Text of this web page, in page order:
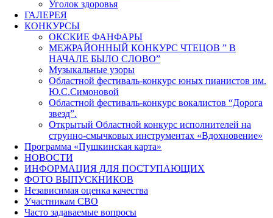
Уголок здоровья
ГАЛЕРЕЯ
КОНКУРСЫ
ОКСКИЕ ФАНФАРЫ
МЕЖРАЙОННЫЙ КОНКУРС ЧТЕЦОВ ” В
НАЧАЛЕ БЫЛО СЛОВО”
Музыкальные узоры
Областной фестиваль-конкурс юных пианистов им.
Ю.С.Симоновой
Областной фестиваль-конкурс вокалистов “Дорога
звезд”.
Открытый Областной конкурс исполнителей на
струнно-смычковых инструментах «Вдохновение»
Программа «Пушкинская карта»
НОВОСТИ
ИНФОРМАЦИЯ ДЛЯ ПОСТУПАЮЩИХ
ФОТО ВЫПУСКНИКОВ
Независимая оценка качества
Участникам СВО
Часто задаваемые вопросы